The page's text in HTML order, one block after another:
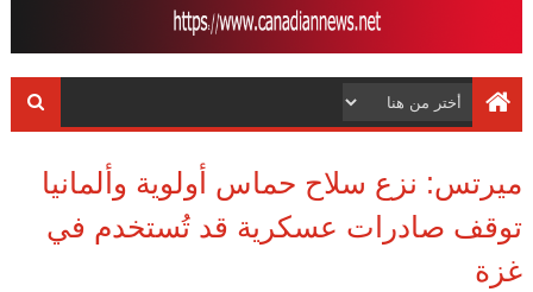
ميرتس: نزع سلاح حماس أولوية وألمانيا
توقف صادرات عسكرية قد تُستخدم في
غزة